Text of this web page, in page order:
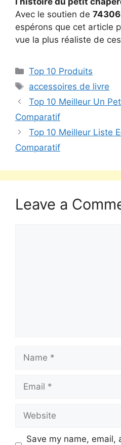
Avec le soutien de 74306
espérons que cet article
vue la plus réaliste de
Top 10 Produits
accessoires de livre
Top 10 Meilleur Un
Comparatif
Top 10 Meilleur Liste
Comparatif
Leave a
Save my name, email,